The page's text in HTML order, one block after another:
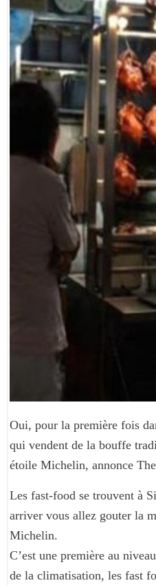
Oui, pour la première fois
qui vendent de la bouffe
étoile Michelin, annonce
Les fast-food se trouvent à
arriver vous allez gouter la
Michelin.
C’est une première au
de la climatisation, les fast